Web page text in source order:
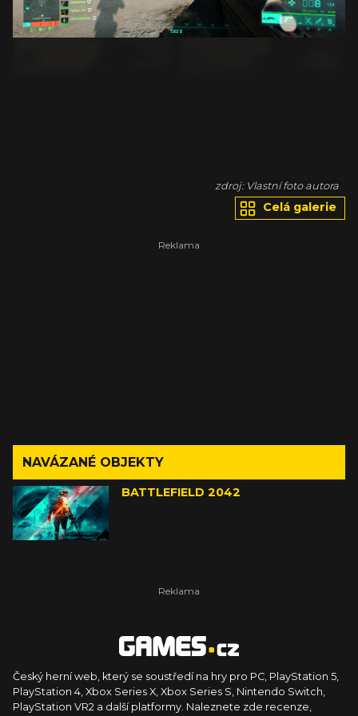
zdroj: Vlastní foto autora
Celá galerie
NAVÁZANÉ OBJEKTY
BATTLEFIELD 2042
Český herní web, který se soustředí na hry pro PC, PlayStation 5,
PlayStation 4, Xbox Series X, Xbox Series S, Nintendo Switch,
PlayStation VR2 a další platformy. Naleznete zde recenze,